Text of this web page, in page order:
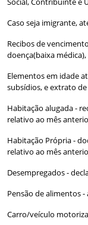
Caso seja imigrante,
Recibos de
doença(baixa
Elementos em idade
subsídios, e extrato de
Habitação alugada -
relativo ao mês
Habitação Própria -
relativo ao mês
Desempregados -
Pensão de alimentos
Carro/veículo